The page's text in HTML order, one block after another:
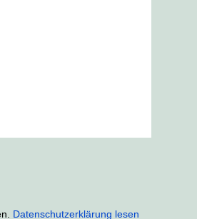
Datenschutzerklärung lesen